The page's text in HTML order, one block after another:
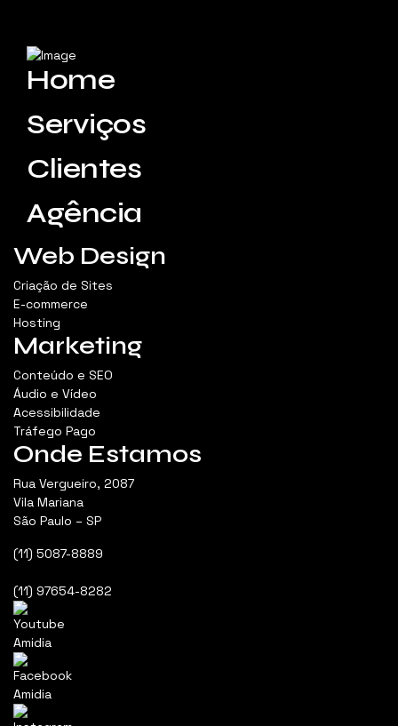
Home
Serviços
Clientes
Agência
Web Design
Criação de Sites
E-commerce
Hosting
Marketing
Conteúdo e SEO
Áudio e Vídeo
Acessibilidade
Tráfego Pago
Onde Estamos
Rua Vergueiro, 2087
Vila Mariana
São Paulo – SP
(11) 5087-8889
(11) 97654-8282